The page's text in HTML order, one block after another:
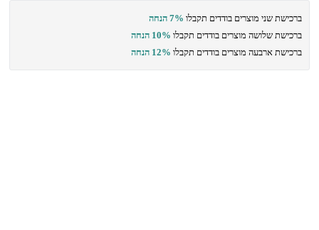
ברכישת שני מוצרים בודדים תקבלו 7% הנחה
ברכישת שלושה מוצרים בודדים תקבלו 10% הנחה
ברכישת ארבעה מוצרים בודדים תקבלו 12% הנחה